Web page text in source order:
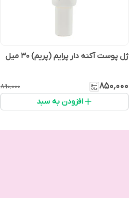
ژل پوست آکنه دار پرایم (پریم) 30 میل
۸۵۰٬۰۰۰ ۸۹۰٬۰۰۰
افزودن به سبد